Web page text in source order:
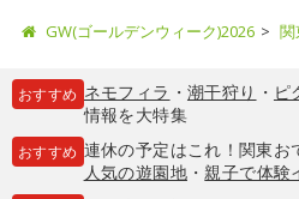
GW(ゴールデンウィーク)2026 関
おすすめ ネモフィラ ・ 潮干狩り ・ ピ
情報を大特集
おすすめ 連休の予定はこれ！関東お
人気の遊園地・親子で体験